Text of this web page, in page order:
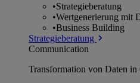
•Strategieberatung
•Wertgenerierung mit
•Business Building
Strategieberatung
Communication
Transformation von Daten